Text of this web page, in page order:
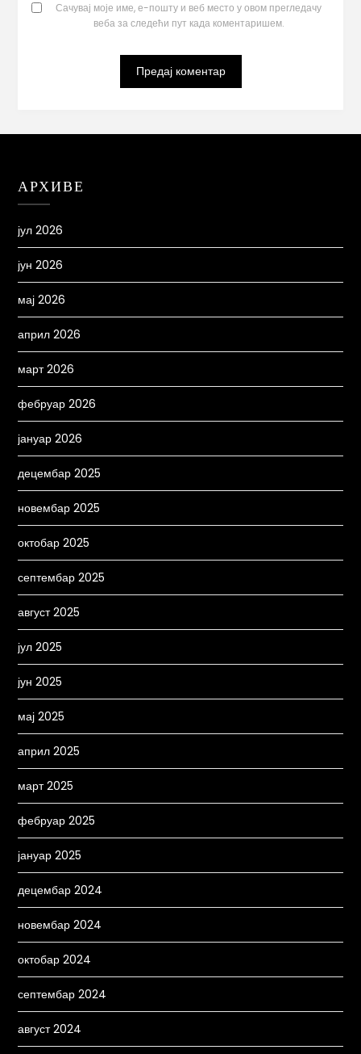
Сачувај моје име, е-пошту и веб место у овом прегледачу
веба за следећи пут када коментаришем.
АРХИВЕ
јул 2026
јун 2026
мај 2026
април 2026
март 2026
фебруар 2026
јануар 2026
децембар 2025
новембар 2025
октобар 2025
септембар 2025
август 2025
јул 2025
јун 2025
мај 2025
април 2025
март 2025
фебруар 2025
јануар 2025
децембар 2024
новембар 2024
октобар 2024
септембар 2024
август 2024